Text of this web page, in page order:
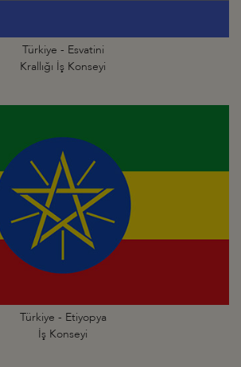
Türkiye - Esvatini
Krallığı İş Konseyi
Türkiye - Etiyopya
İş Konseyi